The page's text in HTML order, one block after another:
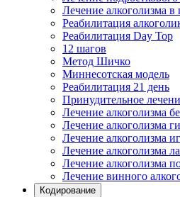
Лечение алкоголизма в
Реабилитация
Реабилитация Day Top
12 шагов
Метод Шичко
Миннесотская модель
Реабилитация 21 день
Принудительное
Лечение алкоголизма
Лечение алкоголизма
Лечение алкоголизма
Лечение алкоголизма
Лечение алкоголизма
Лечение винного
Кодирование